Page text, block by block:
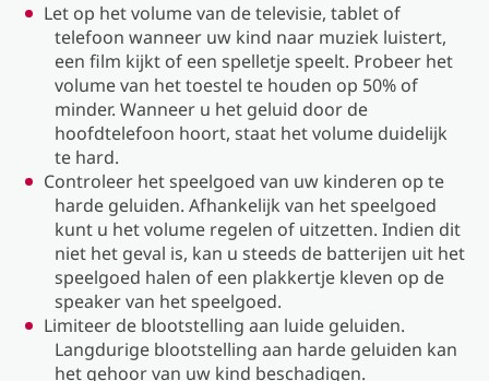
Let op het volume van de televisie, tablet of
telefoon wanneer uw kind naar muziek luistert,
een film kijkt of een spelletje speelt. Probeer het
volume van het toestel te houden op 50% of
minder. Wanneer u het geluid door de
hoofdtelefoon hoort, staat het volume duidelijk
te hard.
Controleer het speelgoed van uw kinderen op te
harde geluiden. Afhankelijk van het speelgoed
kunt u het volume regelen of uitzetten. Indien dit
niet het geval is, kan u steeds de batterijen uit het
speelgoed halen of een plakkertje kleven op de
speaker van het speelgoed.
Limiteer de blootstelling aan luide geluiden.
Langdurige blootstelling aan harde geluiden kan
het gehoor van uw kind beschadigen.